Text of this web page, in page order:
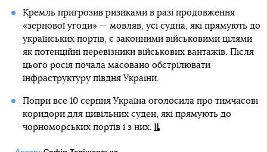
Кремль пригрозив ризиками в разі продовження
«зернової угоди» — мовляв, усі судна, які прямують до
українських портів, є законними військовими цілями
як потенційні перевізники військових вантажів. Після
цього росія почала масовано обстрілювати
інфраструктуру півдня України.
Попри все 10 серпня Україна оголосила про тимчасові
коридори для цивільних суден, які прямують до
чорноморських портів і з них.